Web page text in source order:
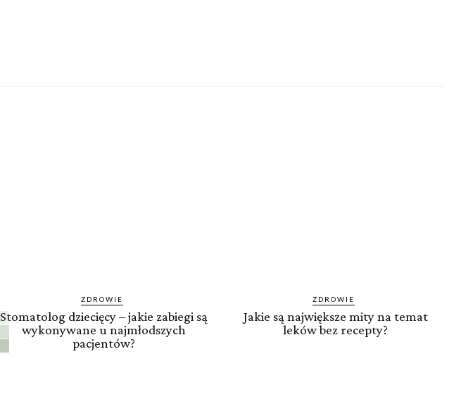
ZDROWIE
Stomatolog dziecięcy – jakie zabiegi są
wykonywane u najmłodszych
pacjentów?
ZDROWIE
Jakie są największe mity na temat
leków bez recepty?